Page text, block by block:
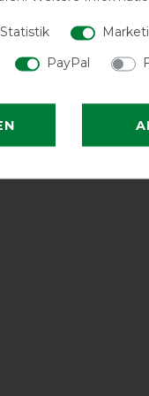
Statistik
PayPal